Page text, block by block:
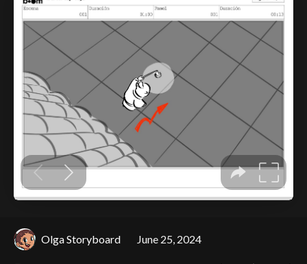
Olga Storyboard June 25, 2024